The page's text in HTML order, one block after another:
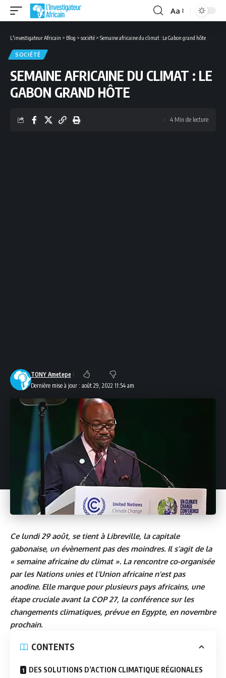
Font
Aa
L'investigateur Africain > Blog > société > Semaine africaine du climat : Le Gabon grand hôte
SOCIÉTÉ
SEMAINE AFRICAINE DU CLIMAT : LE
GABON GRAND HÔTE
Dernière mise à jour : août 29, 2022 11:54 am
TONY Ametepe
4 Min de lecture
Ce lundi 29 août, se tient à Libreville, la capitale
gabonaise, un évènement pas des moindres. Il s’agit de la
« semaine africaine du climat ». La rencontre co-organisée
par les Nations unies et l’Union africaine n’est pas
anodine. Elle marque pour plusieurs pays africains, une
étape cruciale avant la COP 27, la conférence sur les
changements climatiques, prévue en Egypte, en novembre
prochain.
CONTENTS
DES SOLUTIONS D’ACTION CLIMATIQUE RÉGIONALES